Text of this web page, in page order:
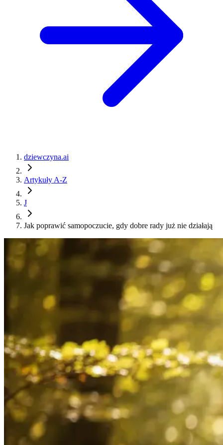
dziewczyna.ai
Artykuły A-Z
J
Jak poprawić samopoczucie, gdy dobre rady już nie działają